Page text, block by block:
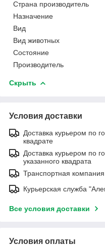
Страна производитель
Назначение
Вид
Вид животных
Состояние
Производитель
Скрыть
Условия доставки
Доставка курьером по
квадрате
Доставка курьером по
указанного квадрата
Транспортная компания
Курьерская служба
Все условия доставки
Условия оплаты